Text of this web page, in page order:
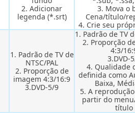
2. Adicionar
legenda (*.srt)
3. Mova o
Cena/título/
4. Crie seu
1. Padrão de TV de
NTSC/PAL
2. Proporção de
imagem 4:3/16:9
3.DVD-5/9
1. Padrão de TV
2. Proporção
4:3/
3.DVD-
4. Qualidade
definida como
Baixa,
5. A
partir do
título